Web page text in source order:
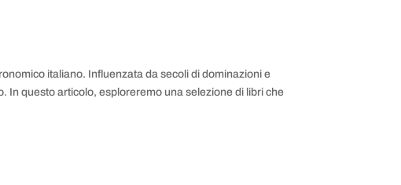
italiano. Influenzata da secoli di dominazioni e
In questo articolo, esploreremo una selezione di libri che